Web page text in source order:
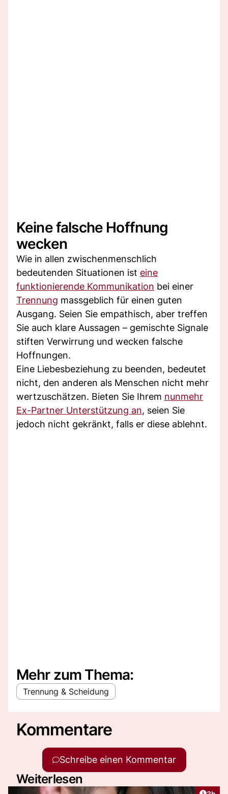
Keine falsche Hoffnung
wecken
Wie in allen zwischenmenschlich
bedeutenden Situationen ist eine
funktionierende Kommunikation bei einer
Trennung massgeblich für einen guten
Ausgang. Seien Sie empathisch, aber treffen
Sie auch klare Aussagen – gemischte Signale
stiften Verwirrung und wecken falsche
Hoffnungen.
Eine Liebesbeziehung zu beenden, bedeutet
nicht, den anderen als Menschen nicht mehr
wertzuschätzen. Bieten Sie Ihrem nunmehr
Ex-Partner Unterstützung an, seien Sie
jedoch nicht gekränkt, falls er diese ablehnt.
Mehr zum Thema:
Trennung & Scheidung
Kommentare
Schreibe einen Kommentar
Weiterlesen